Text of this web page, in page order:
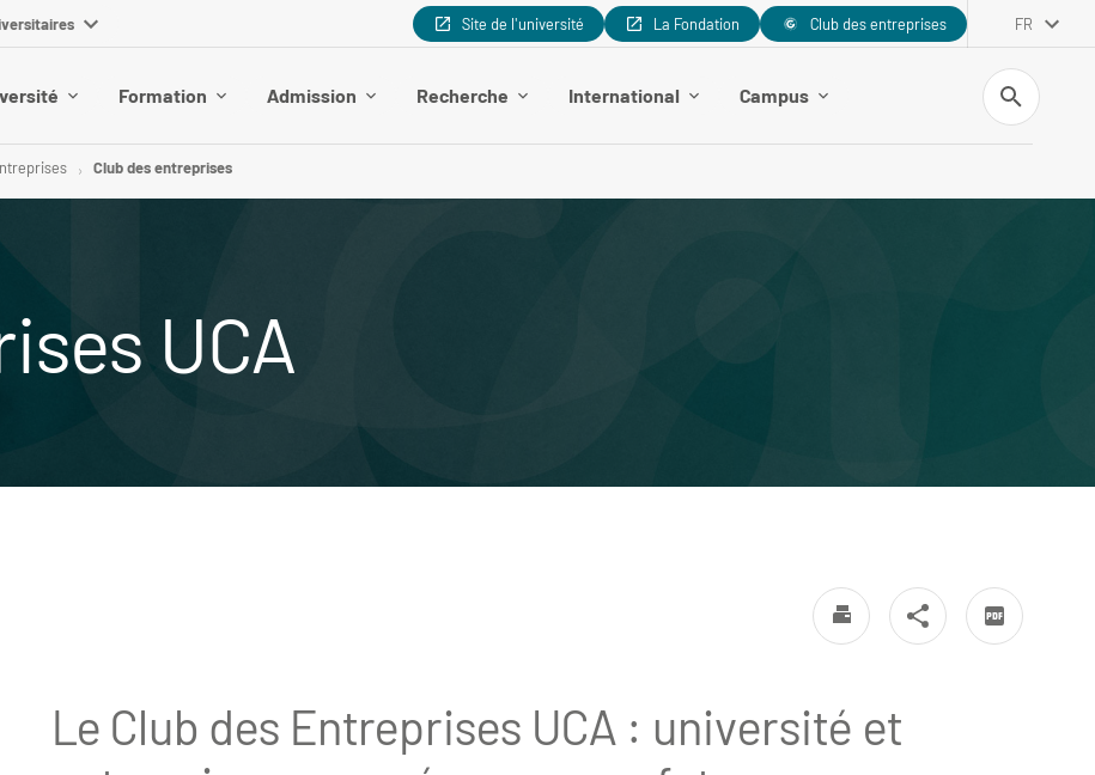
Site de l'université La Fondation Club des entreprises FR
Formation Admission Recherche International Campus
Recherche
Club des entreprises
UCA
Le Club des Entreprises UCA : université et